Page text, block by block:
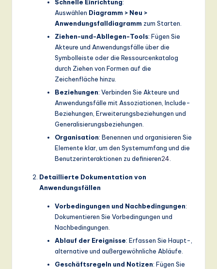
Schnelle Einrichtung:
Auswählen Diagramm > Neu >
Anwendungsfalldiagramm zum Starten.
Ziehen-und-Abllegen-Tools: Fügen Sie
Akteure und Anwendungsfälle über die
Symbolleiste oder die Ressourcenkatalog
durch Ziehen von Formen auf die
Zeichenfläche hinzu.
Beziehungen: Verbinden Sie Akteure und
Anwendungsfälle mit Assoziationen, Include-
Beziehungen, Erweiterungsbeziehungen und
Generalisierungsbeziehungen.
Organisation: Benennen und organisieren Sie
Elemente klar, um den Systemumfang und die
Benutzerinteraktionen zu definieren24
Detaillierte Dokumentation von
Anwendungsfällen
Vorbedingungen und Nachbedingungen:
Dokumentieren Sie Vorbedingungen und
Nachbedingungen.
Ablauf der Ereignisse: Erfassen Sie Haupt-,
alternative und außergewöhnliche Abläufe.
Geschäftsregeln und Notizen: Fügen Sie